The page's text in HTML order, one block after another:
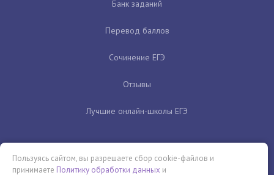
Банк заданий
Перевод баллов
Сочинение ЕГЭ
Отзывы
Лучшие онлайн-школы ЕГЭ
Пользуясь сайтом, вы разрешаете сбор cookie-файлов и
принимаете Политику обработки данных и